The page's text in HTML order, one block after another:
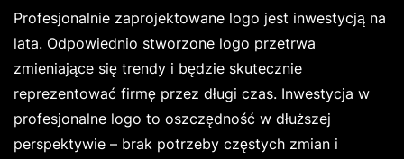
Profesjonalnie zaprojektowane logo jest inwestycją na
lata. Odpowiednio stworzone logo przetrwa
zmieniające się trendy i będzie skutecznie
reprezentować firmę przez długi czas. Inwestycja w
profesjonalne logo to oszczędność w dłuższej
perspektywie – brak potrzeby częstych zmian i